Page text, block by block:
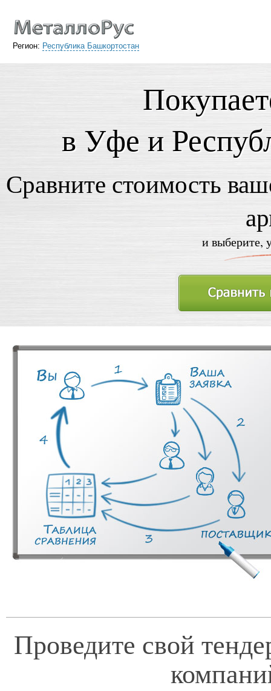
Регион: Республика Башкортостан
в Уфе и
Сравните стоимость
и выберите,
Проведите свой